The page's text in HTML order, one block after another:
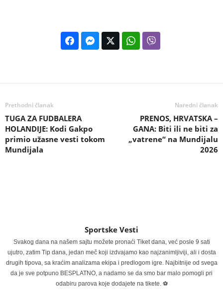
Prethodni članak
TUGA ZA FUDBALERA
HOLANDIJE: Kodi Gakpo
primio užasne vesti tokom
Mundijala
Naredni članak
PRENOS, HRVATSKA –
GANA: Biti ili ne biti za
„vatrene“ na Mundijalu
2026
Sportske Vesti
Svakog dana na našem sajtu možete pronaći Tiket dana, već posle 9 sati
ujutro, zatim Tip dana, jedan meč koji izdvajamo kao najzanimljiviji, ali i dosta
drugih tipova, sa kraćim analizama ekipa i predlogom igre. Najbitnije od svega
da je sve potpuno BESPLATNO, a nadamo se da smo bar malo pomogli pri
odabiru parova koje dodajete na tikete. ⚽